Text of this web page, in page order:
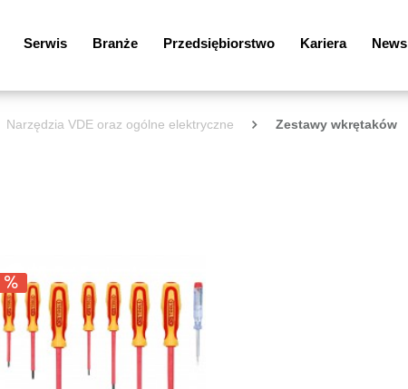
Serwis Branże Przedsiębiorstwo Kariera News
Narzędzia VDE oraz ogólne elektryczne Zestawy wkrętaków